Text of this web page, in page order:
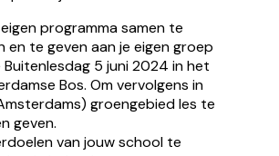
programma samen te
en te geven aan je eigen groep
5 juni 2024 in het
Bos. Om vervolgens in
groengebied les te
geven.
van jouw school te